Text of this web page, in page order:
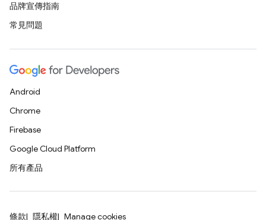
品牌宣傳指南
常見問題
Android
Chrome
Firebase
Google Cloud Platform
所有產品
條款 隱私權 Manage cookies